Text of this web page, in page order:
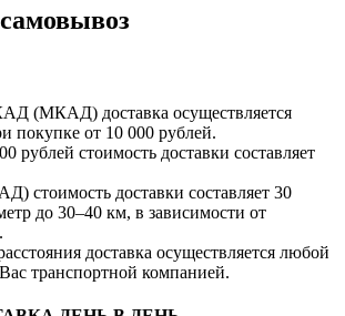
(МКАД) доставка осуществляется
покупке от 10 000 рублей.
рублей стоимость доставки составляет
стоимость доставки составляет 30
до 30–40 км, в зависимости от
доставка осуществляется любой
транспортной компанией.